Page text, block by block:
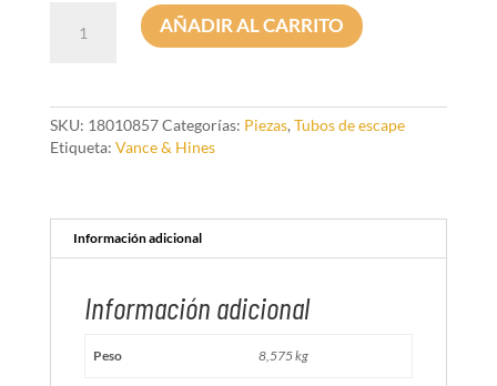
CUT
CHROME
AÑADIR AL CARRITO
SKU: 18010857Categorías: Piezas, Tubos de escape
Etiqueta: Vance & Hines
Información adicional
Información adicional
Peso 8,575 kg